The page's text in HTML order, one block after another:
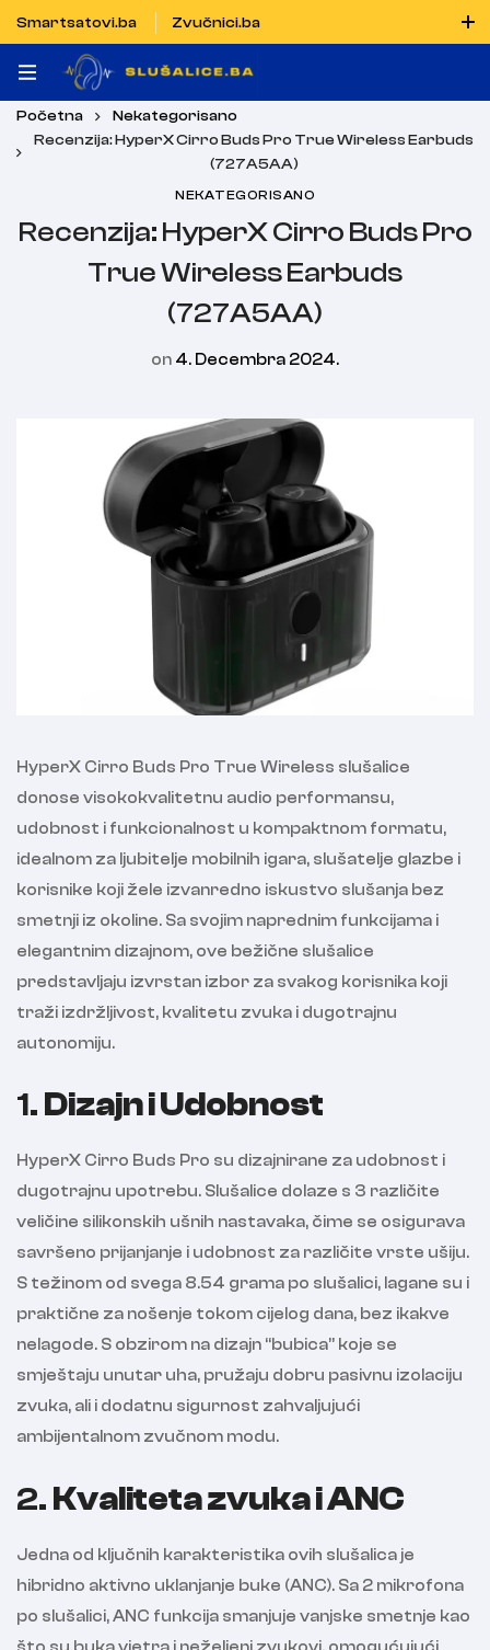
Smartsatovi.ba
Zvučnici.ba
Naručiti možete i porukom putem Vibera i WhatsAppa
Početna
Nekategorisano
Recenzija: HyperX Cirro Buds Pro True Wireless Earbuds
(727A5AA)
NEKATEGORISANO
Recenzija: HyperX Cirro Buds Pro
True Wireless Earbuds
(727A5AA)
on 4. Decembra 2024.
HyperX Cirro Buds Pro True Wireless slušalice
donose visokokvalitetnu audio performansu,
udobnost i funkcionalnost u kompaktnom formatu,
idealnom za ljubitelje mobilnih igara, slušatelje glazbe i
korisnike koji žele izvanredno iskustvo slušanja bez
smetnji iz okoline. Sa svojim naprednim funkcijama i
elegantnim dizajnom, ove bežične slušalice
predstavljaju izvrstan izbor za svakog korisnika koji
traži izdržljivost, kvalitetu zvuka i dugotrajnu
autonomiju.
1. Dizajn i Udobnost
HyperX Cirro Buds Pro su dizajnirane za udobnost i
dugotrajnu upotrebu. Slušalice dolaze s 3 različite
veličine silikonskih ušnih nastavaka, čime se osigurava
savršeno prijanjanje i udobnost za različite vrste ušiju.
S težinom od svega 8.54 grama po slušalici, lagane su i
praktične za nošenje tokom cijelog dana, bez ikakve
nelagode. S obzirom na dizajn “bubica” koje se
smještaju unutar uha, pružaju dobru pasivnu izolaciju
zvuka, ali i dodatnu sigurnost zahvaljujući
ambijentalnom zvučnom modu.
2. Kvaliteta zvuka i ANC
Jedna od ključnih karakteristika ovih slušalica je
hibridno aktivno uklanjanje buke (ANC). Sa 2 mikrofona
po slušalici, ANC funkcija smanjuje vanjske smetnje kao